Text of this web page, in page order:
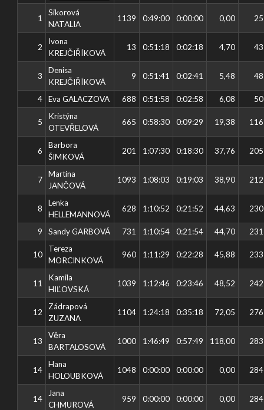
1
Sikorová
NATALIA
1139 0:49:00 0:00:00 0,00 25
2
Ivona
KREJČIŘÍKOVÁ
13 0:51:18 0:02:18 4,70 43
3
Denisa
KREJČIŘÍKOVÁ
9 0:51:41 0:02:41 5,48 48
4 Eva GALACZOVA 688 0:51:58 0:02:58 6,08 50
5
Kristýna
OTEVŘELOVÁ
665 0:58:30 0:09:29 19,38 116
6
Barbora
ŠIMKOVÁ
201 1:07:30 0:18:30 37,76 205
7
Martina
JANČOVÁ
1093 1:08:03 0:19:03 38,90 212
8
Lenka
HELLEMANNOVÁ
628 1:10:52 0:21:52 44,63 230
9 Sandy GARBOVÁ 731 1:10:54 0:21:54 44,70 231
10
Tereza
MORCINKOVÁ
960 1:11:29 0:22:28 45,88 233
11
Kamila
HIĽOVSKÁ
1039 1:12:46 0:23:46 48,52 242
12
Zádrapová
ZUZANA
1104 1:24:18 0:35:18 72,05 276
13
Věra
BARTALOSOVÁ
1000 1:46:49 0:57:49 118,00 283
14
Hana
HOLOUBKOVÁ
1048 0:00:00 0:00:00 0,00 284
14
Jana
CHMUROVÁ
959 0:00:00 0:00:00 0,00 284